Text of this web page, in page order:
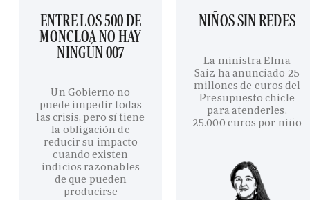
ENTRE LOS 500 DE
MONCLOA NO HAY
NINGÚN 007
Un Gobierno no
puede impedir todas
las crisis, pero sí tiene
la obligación de
reducir su impacto
cuando existen
indicios razonables
de que pueden
producirse
NIÑOS SIN REDES
La ministra Elma
Saiz ha anunciado 25
millones de euros del
Presupuesto chicle
para atenderles.
25.000 euros por niño